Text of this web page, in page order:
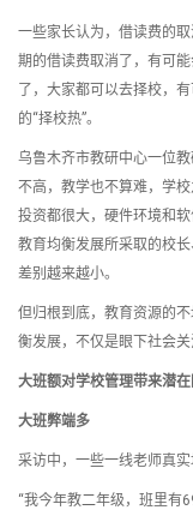
一些家长认为，借读费的
期的借读费取消了，有可
了，大家都可以去择校，
的“择校热”。
乌鲁木齐市教研中心一位
不高，教学也不算难，学
投资都很大，硬件环境和
教育均衡发展所采取的校
差别越来越小。
但归根到底，教育资源的
衡发展，不仅是眼下社会
大班额对学校管理带来潜
大班弊端多
采访中，一些一线老师真实
“我今年教二年级，班里有